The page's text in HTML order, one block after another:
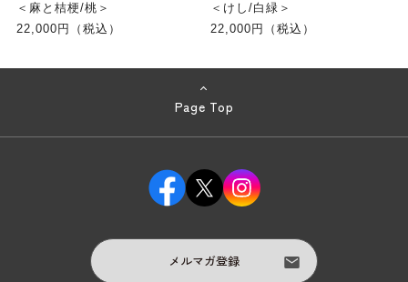
＜麻と桔梗/桃＞
22,000円（税込）
＜けし/白緑＞
22,000円（税込）
Page Top
メルマガ登録